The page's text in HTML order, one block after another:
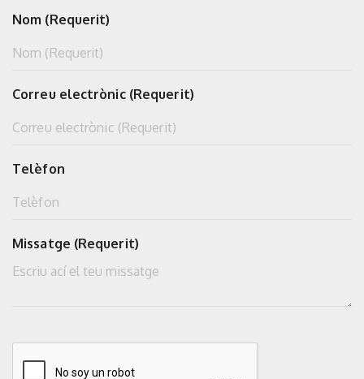
Nom (Requerit)
Correu electrònic (Requerit)
Telèfon
Missatge (Requerit)